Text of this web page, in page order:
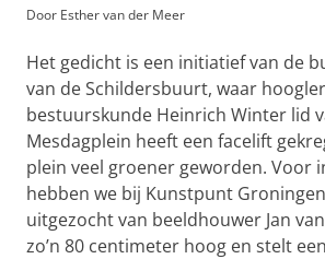
Door Esther van der Meer
Het gedicht is een initiatief van de
van de Schildersbuurt, waar
bestuurskunde Heinrich Winter lid
Mesdagplein heeft een facelift
plein veel groener geworden. Voor
hebben we bij Kunstpunt
uitgezocht van beeldhouwer Jan
zo’n 80 centimeter hoog en stelt